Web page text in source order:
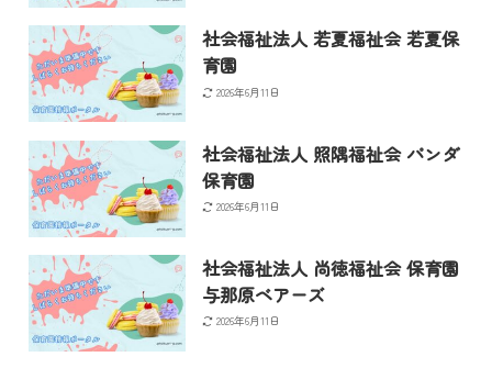
社会福祉法人 若夏福祉会 若夏保
育園
2026年6月11日
社会福祉法人 照隅福祉会 パンダ
保育園
2026年6月11日
社会福祉法人 尚徳福祉会 保育園
与那原ベアーズ
2026年6月11日